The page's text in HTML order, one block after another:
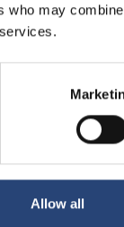
who may
Allow all
ja teenuste
võivad riigiti
sellel
laimavaid
mis on